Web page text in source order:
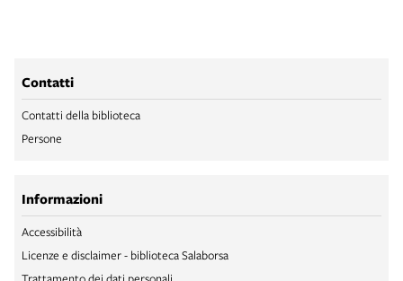
Contatti
Contatti della biblioteca
Persone
Informazioni
Accessibilità
Licenze e disclaimer - biblioteca Salaborsa